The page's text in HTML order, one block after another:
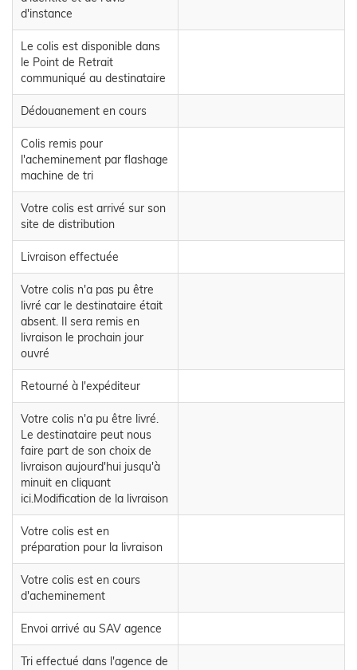
d'instance
Le colis est disponible dans
le Point de Retrait
communiqué au destinataire
Dédouanement en cours
Colis remis pour
l'acheminement par flashage
machine de tri
Votre colis est arrivé sur son
site de distribution
Livraison effectuée
Votre colis n'a pas pu être
livré car le destinataire était
absent. Il sera remis en
livraison le prochain jour
ouvré
Retourné à l'expéditeur
Votre colis n'a pu être livré.
Le destinataire peut nous
faire part de son choix de
livraison aujourd'hui jusqu'à
minuit en cliquant
ici.Modification de la livraison
Votre colis est en
préparation pour la livraison
Votre colis est en cours
d'acheminement
Envoi arrivé au SAV agence
Tri effectué dans l'agence de